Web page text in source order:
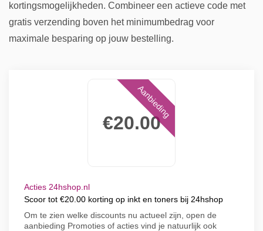
kortingsmogelijkheden. Combineer een actieve code met
gratis verzending boven het minimumbedrag voor
maximale besparing op jouw bestelling.
€20.00
Aanbieding
Acties 24hshop.nl
Scoor tot €20.00 korting op inkt en toners bij 24hshop
Om te zien welke discounts nu actueel zijn, open de
aanbieding Promoties of acties vind je natuurlijk ook